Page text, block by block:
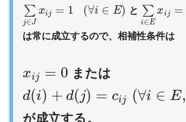
∑
j∈J
xij = 1 (∀i ∈ E) と ∑
i∈ E
xij =
は常に成立するので、相補性条件は
xij = 0 または
d(i) + d(j) = cij (∀i ∈ E,
が成立する。